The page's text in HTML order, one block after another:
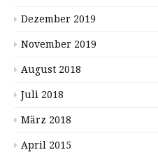
Dezember 2019
November 2019
August 2018
Juli 2018
März 2018
April 2015